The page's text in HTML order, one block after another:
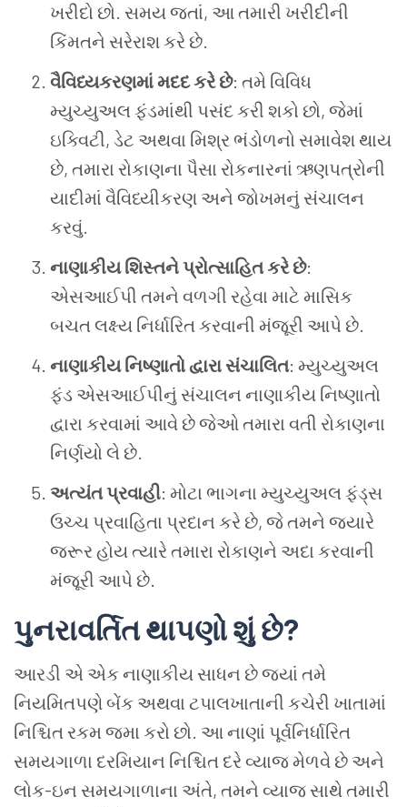
ખરીદો છો. સમય જતાં, આ તમારી ખરીદીની
કિંમતને સરેરાશ કરે છે.
વૈવિધ્યકરણમાં મદદ કરે છે: તમે વિવિધ
મ્યુચ્યુઅલ ફંડમાંથી પસંદ કરી શકો છો, જેમાં
ઇક્વિટી, ડેટ અથવા મિશ્ર ભંડોળનો સમાવેશ થાય
છે, તમારા રોકાણના પૈસા રોકનારનાં ઋણપત્રોની
યાદીમાં વૈવિધ્યીકરણ અને જોખમનું સંચાલન
કરવું.
નાણાકીય શિસ્તને પ્રોત્સાહિત કરે છે:
એસઆઈપી તમને વળગી રહેવા માટે માસિક
બચત લક્ષ્ય નિર્ધારિત કરવાની મંજૂરી આપે છે.
નાણાકીય નિષ્ણાતો દ્વારા સંચાલિત: મ્યુચ્યુઅલ
ફંડ એસઆઈપીનું સંચાલન નાણાકીય નિષ્ણાતો
દ્વારા કરવામાં આવે છે જેઓ તમારા વતી રોકાણના
નિર્ણયો લે છે.
અત્યંત પ્રવાહી: મોટા ભાગના મ્યુચ્યુઅલ ફંડ્સ
ઉચ્ચ પ્રવાહિતા પ્રદાન કરે છે, જે તમને જ્યારે
જરૂર હોય ત્યારે તમારા રોકાણને અદા કરવાની
મંજૂરી આપે છે.
પુનરાવર્તિત થાપણો શું છે?
આરડી એ એક નાણાકીય સાધન છે જ્યાં તમે
નિયમિતપણે બેંક અથવા ટપાલખાતાની કચેરી ખાતામાં
નિશ્ચિત રકમ જમા કરો છો. આ નાણાં પૂર્વનિર્ધારિત
સમયગાળા દરમિયાન નિશ્ચિત દરે વ્યાજ મેળવે છે અને
લોક-ઇન સમયગાળાના અંતે, તમને વ્યાજ સાથે તમારી